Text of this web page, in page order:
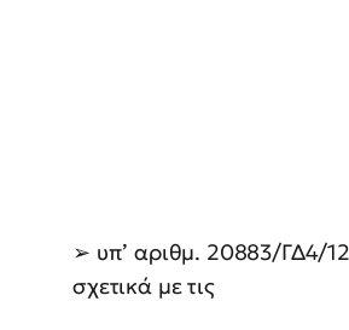
➢ υπ’ αριθμ. 20883/ΓΔ4/
σχετικά με τις